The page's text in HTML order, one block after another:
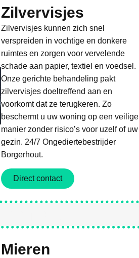
Zilvervisjes
Zilvervisjes kunnen zich snel
verspreiden in vochtige en donkere
ruimtes en zorgen voor vervelende
schade aan papier, textiel en voedsel.
Onze gerichte behandeling pakt
zilvervisjes doeltreffend aan en
voorkomt dat ze terugkeren. Zo
beschermt u uw woning op een veilige
manier zonder risico’s voor uzelf of uw
gezin. 24/7 Ongediertebestrijder
Borgerhout.
Direct contact
Mieren